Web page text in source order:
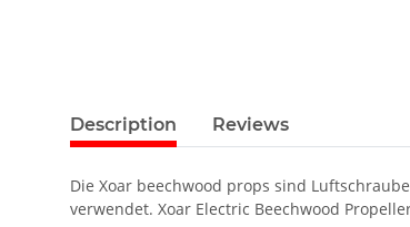
Description Reviews
Die Xoar beechwood props sind
verwendet. Xoar Electric Beechwood